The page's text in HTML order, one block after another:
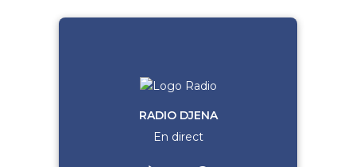
RADIO DJENA
En direct